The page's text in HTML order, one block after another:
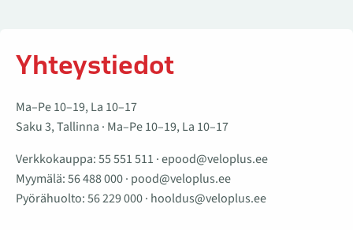
Yhteystiedot
Ma–Pe 10–19, La 10–17
Saku 3, Tallinna · Ma–Pe 10–19, La 10–17
Verkkokauppa:55 551 511 ·epood@veloplus.ee
Myymälä:56 488 000· pood@veloplus.ee
Pyörähuolto:56 229 000· hooldus@veloplus.ee